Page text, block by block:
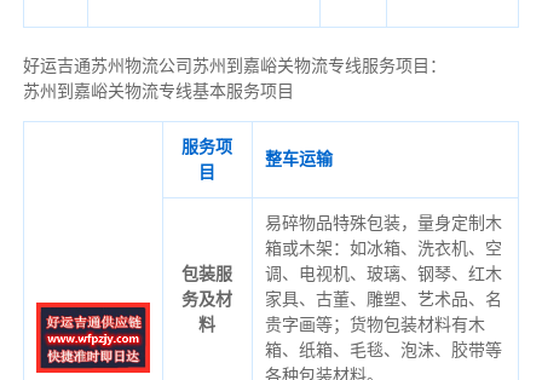
好运吉通苏州物流公司苏州到嘉峪关物流专线服务项目：
苏州到嘉峪关物流专线基本服务项目
服务项
目
整车运输
包装服
务及材
料
易碎物品特殊包装，量身定制木
箱或木架：如冰箱、洗衣机、空
调、电视机、玻璃、钢琴、红木
家具、古董、雕塑、艺术品、名
贵字画等；货物包装材料有木
箱、纸箱、毛毯、泡沫、胶带等
各种包装材料。